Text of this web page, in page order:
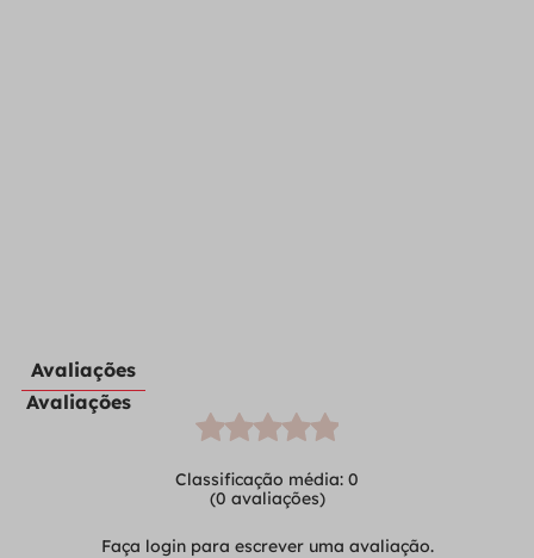
Avaliações
Avaliações
Classificação média: 0
(0 avaliações)
Faça login para escrever uma avaliação.